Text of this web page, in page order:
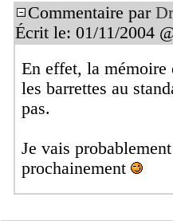
Commentaire par
Écrit le: 01/11/2004
En effet, la mémoire
les barrettes au
pas.
Je vais
prochainement